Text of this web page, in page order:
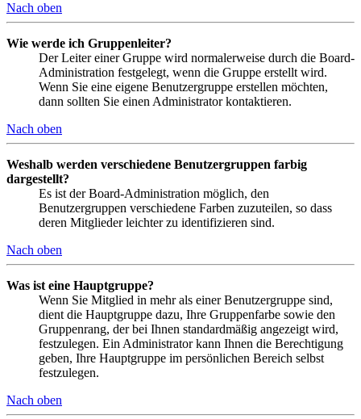
Nach oben
Wie werde ich Gruppenleiter?
Der Leiter einer Gruppe wird normalerweise durch die Board-
Administration festgelegt, wenn die Gruppe erstellt wird.
Wenn Sie eine eigene Benutzergruppe erstellen möchten,
dann sollten Sie einen Administrator kontaktieren.
Nach oben
Weshalb werden verschiedene Benutzergruppen farbig
dargestellt?
Es ist der Board-Administration möglich, den
Benutzergruppen verschiedene Farben zuzuteilen, so dass
deren Mitglieder leichter zu identifizieren sind.
Nach oben
Was ist eine Hauptgruppe?
Wenn Sie Mitglied in mehr als einer Benutzergruppe sind,
dient die Hauptgruppe dazu, Ihre Gruppenfarbe sowie den
Gruppenrang, der bei Ihnen standardmäßig angezeigt wird,
festzulegen. Ein Administrator kann Ihnen die Berechtigung
geben, Ihre Hauptgruppe im persönlichen Bereich selbst
festzulegen.
Nach oben